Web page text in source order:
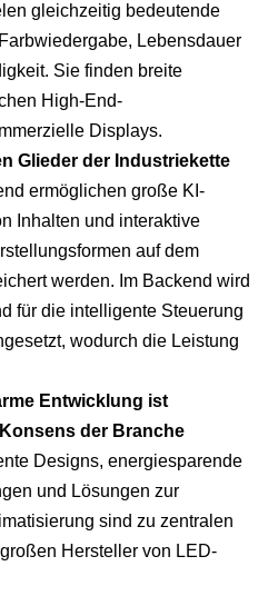
gleichzeitig bedeutende
Lebensdauer
Sie finden breite
High-End-
Displays.
Glieder der Industriekette
ermöglichen große KI-
Inhalten und interaktive
auf dem
werden. Im Backend wird
für die intelligente Steuerung
wodurch die Leistung
Entwicklung ist
der Branche
Designs, energiesparende
und Lösungen zur
sind zu zentralen
Hersteller von LED-